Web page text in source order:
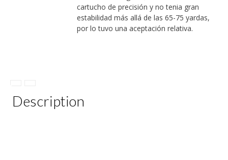
cartucho de precisión y no tenia gran
estabilidad más allá de las 65-75 yardas,
por lo tuvo una aceptación relativa.
Description